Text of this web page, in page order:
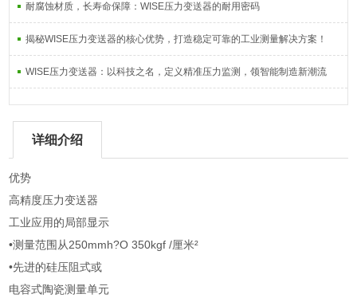
耐腐蚀材质，长寿命保障：WISE压力变送器的耐用密码
揭秘WISE压力变送器的核心优势，打造稳定可靠的工业测量解决方案！
WISE压力变送器：以科技之名，定义精准压力监测，领智能制造新潮流
详细介绍
优势
高精度压力变送器
工业应用的局部显示
•测量范围从250mmh?O 350kgf /厘米²
•先进的硅压阻式或
电容式陶瓷测量单元